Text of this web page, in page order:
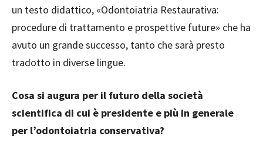
un testo didattico, «Odontoiatria Restaurativa:
procedure di trattamento e prospettive future» che ha
avuto un grande successo, tanto che sarà presto
tradotto in diverse lingue.
Cosa si augura per il futuro della società
scientifica di cui è presidente e più in generale
per l’odontoiatria conservativa?